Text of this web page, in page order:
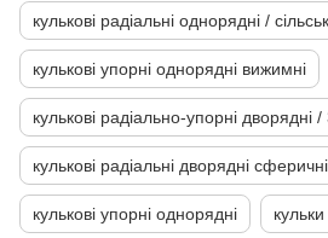
кулькові радіальні однорядні /
кулькові упорні однорядні вижимні
кулькові радіально-упорні дворядні
кулькові радіальні дворядні сферичні
кулькові упорні однорядні кульки